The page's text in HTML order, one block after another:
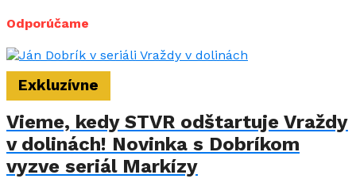
Odporúčame
Exkluzívne
Vieme, kedy STVR odštartuje Vraždy
v dolinách! Novinka s Dobríkom
vyzve seriál Markízy